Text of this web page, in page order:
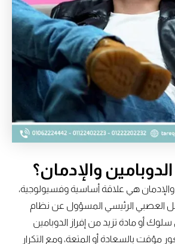
والإدمان؟
والإدمان هي علاقة أساسية وفسيولوجية،
العصبي الرئيسي المسؤول عن نظام
أو مادة تزيد من إفراز الدوبامين
بالسعادة أو المتعة، ومع التكرار